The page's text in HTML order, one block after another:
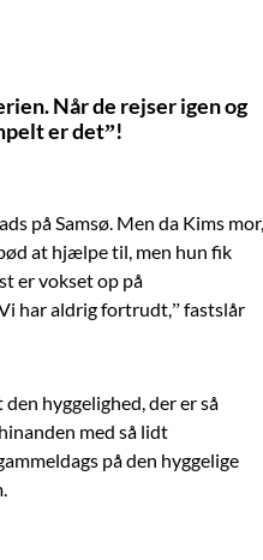
Når de rejser igen og
er det”!
på Samsø. Men da Kims mor,
at hjælpe til, men hun fik
er vokset op på
har aldrig fortrudt,” fastslår
hyggelighed, der er så
med så lidt
på den hyggelige